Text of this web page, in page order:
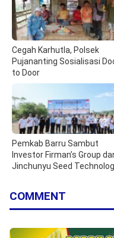
Cegah Karhutla, Polsek
Pujananting Sosialisasi
to Door
Pemkab Barru Sambut
Investor Firman’s Group
Jinchunyu Seed
COMMENT